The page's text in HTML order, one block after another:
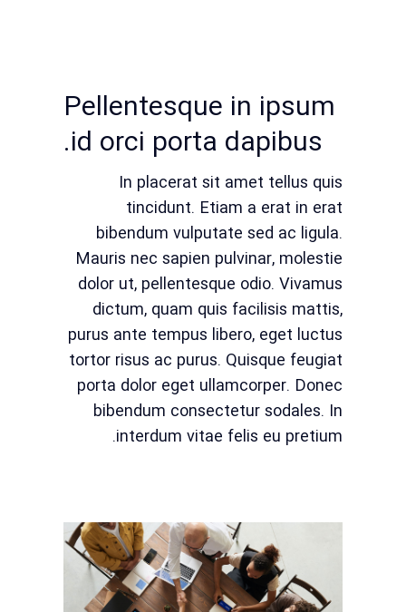
Pellentesque in ipsum
id orci porta dapibus.
In placerat sit amet tellus quis
tincidunt. Etiam a erat in erat
bibendum vulputate sed ac ligula.
Mauris nec sapien pulvinar, molestie
dolor ut, pellentesque odio. Vivamus
dictum, quam quis facilisis mattis,
purus ante tempus libero, eget luctus
tortor risus ac purus. Quisque feugiat
porta dolor eget ullamcorper. Donec
bibendum consectetur sodales. In
interdum vitae felis eu pretium.